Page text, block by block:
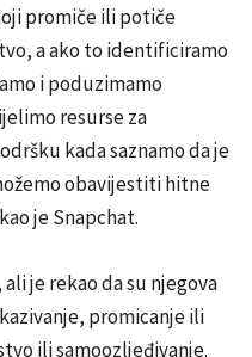
promiče ili potiče
a ako to identificiramo
i poduzimamo
resurse za
kada saznamo da je
obavijestiti hitne
je Snapchat.
je rekao da su njegova
promicanje ili
ili samoozljeđivanje.